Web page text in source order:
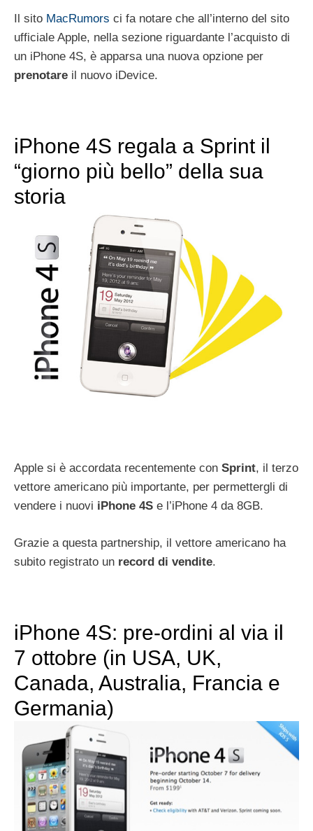
Il sito MacRumors ci fa notare che all’interno del sito
ufficiale Apple, nella sezione riguardante l’acquisto di
un iPhone 4S, è apparsa una nuova opzione per
prenotare il nuovo iDevice.
iPhone 4S regala a Sprint il
“giorno più bello” della sua
storia
Apple si è accordata recentemente con Sprint, il terzo
vettore americano più importante, per permettergli di
vendere i nuovi iPhone 4S e l’iPhone 4 da 8GB.
Grazie a questa partnership, il vettore americano ha
subito registrato un record di vendite.
iPhone 4S: pre-ordini al via il
7 ottobre (in USA, UK,
Canada, Australia, Francia e
Germania)